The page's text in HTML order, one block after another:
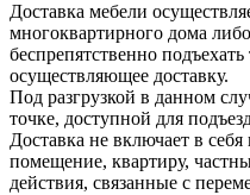
Доставка мебели
многоквартирного дома
беспрепятственно
осуществляющее доставку.
Под разгрузкой в данном
точке, доступной для
Доставка не включает в
помещение, квартиру,
действия, связанные с